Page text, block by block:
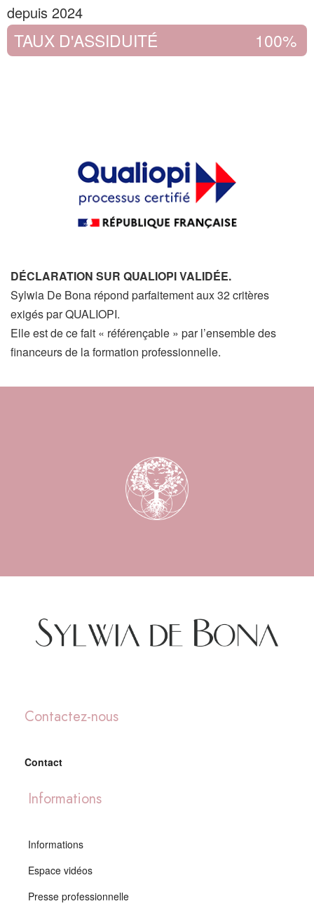
depuis 2024
TAUX D'ASSIDUITÉ 100%
DÉCLARATION SUR QUALIOPI VALIDÉE.
Sylwia De Bona répond parfaitement aux 32 critères
exigés par QUALIOPI.
Elle est de ce fait « référençable » par l’ensemble des
financeurs de la formation professionnelle.
Contactez-nous
Contact
Informations
Informations
Espace vidéos
Presse professionnelle